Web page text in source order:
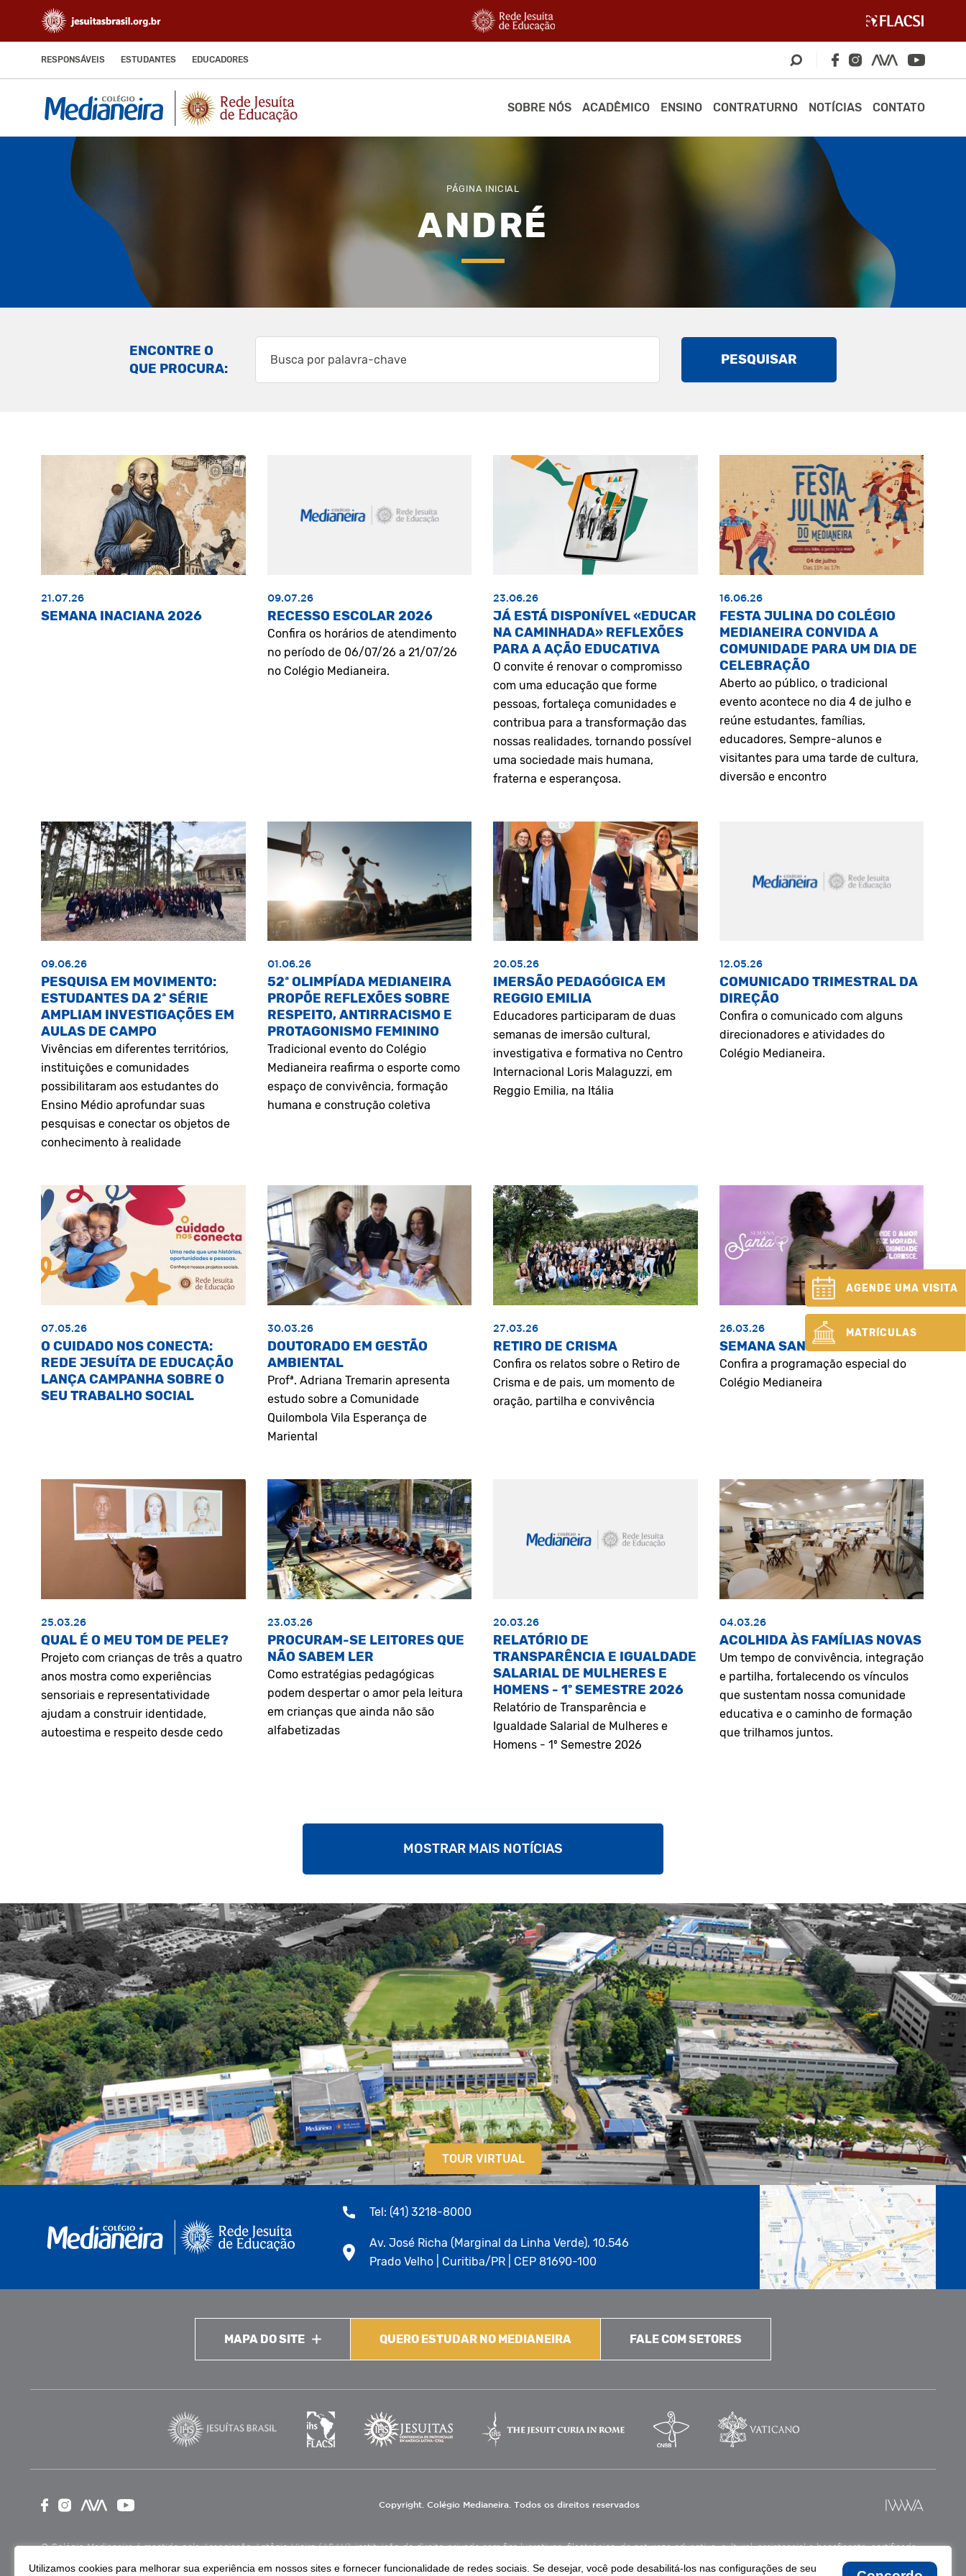
RESPONSÁVEIS ESTUDANTES EDUCADORES
SOBRE NÓS ACADÊMICO ENSINO CONTRATURNO NOTÍCIAS CONTATO
PÁGINA INICIAL
ANDRÉ
ENCONTRE O
QUE PROCURA:
PESQUISAR
21.07.26
SEMANA INACIANA 2026
09.07.26
RECESSO ESCOLAR 2026
Confira os horários de atendimento
no período de 06/07/26 a 21/07/26
no Colégio Medianeira.
23.06.26
JÁ ESTÁ DISPONÍVEL «EDUCAR
NA CAMINHADA» REFLEXÕES
PARA A AÇÃO EDUCATIVA
O convite é renovar o compromisso
com uma educação que forme
pessoas, fortaleça comunidades e
contribua para a transformação das
nossas realidades, tornando possível
uma sociedade mais humana,
fraterna e esperançosa.
16.06.26
FESTA JULINA DO COLÉGIO
MEDIANEIRA CONVIDA A
COMUNIDADE PARA UM DIA DE
CELEBRAÇÃO
Aberto ao público, o tradicional
evento acontece no dia 4 de julho e
reúne estudantes, famílias,
educadores, Sempre-alunos e
visitantes para uma tarde de cultura,
diversão e encontro
09.06.26
PESQUISA EM MOVIMENTO:
ESTUDANTES DA 2ª SÉRIE
AMPLIAM INVESTIGAÇÕES EM
AULAS DE CAMPO
Vivências em diferentes territórios,
instituições e comunidades
possibilitaram aos estudantes do
Ensino Médio aprofundar suas
pesquisas e conectar os objetos de
conhecimento à realidade
01.06.26
52ª OLIMPÍADA MEDIANEIRA
PROPÕE REFLEXÕES SOBRE
RESPEITO, ANTIRRACISMO E
PROTAGONISMO FEMININO
Tradicional evento do Colégio
Medianeira reafirma o esporte como
espaço de convivência, formação
humana e construção coletiva
20.05.26
IMERSÃO PEDAGÓGICA EM
REGGIO EMILIA
Educadores participaram de duas
semanas de imersão cultural,
investigativa e formativa no Centro
Internacional Loris Malaguzzi, em
Reggio Emilia, na Itália
12.05.26
COMUNICADO TRIMESTRAL DA
DIREÇÃO
Confira o comunicado com alguns
direcionadores e atividades do
Colégio Medianeira.
07.05.26
O CUIDADO NOS CONECTA:
REDE JESUÍTA DE EDUCAÇÃO
LANÇA CAMPANHA SOBRE O
SEU TRABALHO SOCIAL
30.03.26
DOUTORADO EM GESTÃO
AMBIENTAL
Profª. Adriana Tremarin apresenta
estudo sobre a Comunidade
Quilombola Vila Esperança de
Mariental
27.03.26
RETIRO DE CRISMA
Confira os relatos sobre o Retiro de
Crisma e de pais, um momento de
oração, partilha e convivência
26.03.26
SEMANA SANTA
Confira a programação especial do
Colégio Medianeira
25.03.26
QUAL É O MEU TOM DE PELE?
Projeto com crianças de três a quatro
anos mostra como experiências
sensoriais e representatividade
ajudam a construir identidade,
autoestima e respeito desde cedo
23.03.26
PROCURAM-SE LEITORES QUE
NÃO SABEM LER
Como estratégias pedagógicas
podem despertar o amor pela leitura
em crianças que ainda não são
alfabetizadas
20.03.26
RELATÓRIO DE
TRANSPARÊNCIA E IGUALDADE
SALARIAL DE MULHERES E
HOMENS - 1º SEMESTRE 2026
Relatório de Transparência e
Igualdade Salarial de Mulheres e
Homens - 1º Semestre 2026
04.03.26
ACOLHIDA ÀS FAMÍLIAS NOVAS
Um tempo de convivência, integração
e partilha, fortalecendo os vínculos
que sustentam nossa comunidade
educativa e o caminho de formação
que trilhamos juntos.
MOSTRAR MAIS NOTÍCIAS
AGENDE UMA VISITA
MATRÍCULAS
TOUR VIRTUAL
Tel: (41) 3218-8000
Av. José Richa (Marginal da Linha Verde), 10.546
Prado Velho | Curitiba/PR | CEP 81690-100
MAPA DO SITE QUERO ESTUDAR NO MEDIANEIRA FALE COM SETORES
Copyright. Colégio Medianeira. Todos os direitos reservados
O Colégio Medianeira é mantido pela Associação Antônio Vieira (ASAV), instituição de direito privado sem fins lucrativos, filantrópica, de natureza educativa, cultural, assistencial e beneficente, certificada
Utilizamos cookies para melhorar sua experiência em nossos sites e fornecer funcionalidade de redes sociais. Se desejar, você pode desabilitá-los nas configurações de seu